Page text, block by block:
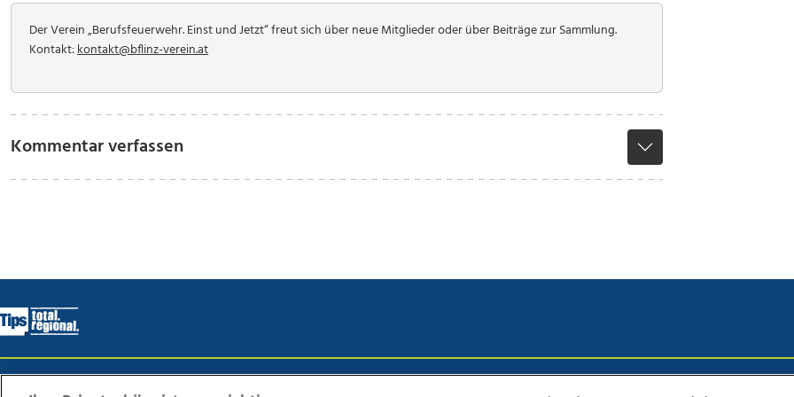
Der Verein „Berufsfeuerwehr. Einst und Jetzt“ freut sich über neue Mitglieder oder über Beiträge zur Sammlung.
Kontakt:kontakt@bflinz-verein.at
Kommentar verfassen